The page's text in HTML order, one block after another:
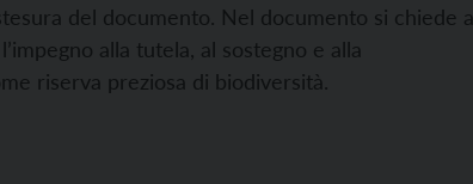
del documento. Nel documento si chiede a
alla tutela, al sostegno e alla
riserva preziosa di biodiversità.